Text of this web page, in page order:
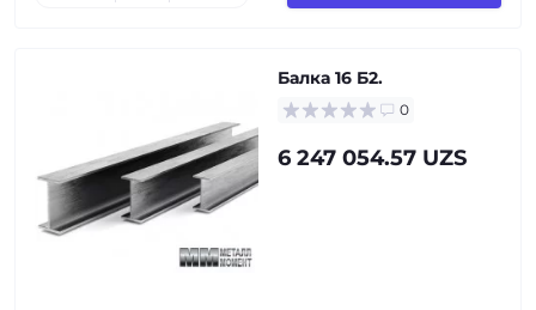
Балка 16 Б2.
0
6 247 054.57 UZS